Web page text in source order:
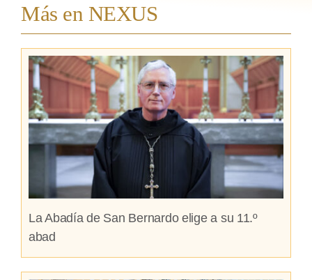
Más en NEXUS
La Abadía de San Bernardo elige a su 11.º
abad